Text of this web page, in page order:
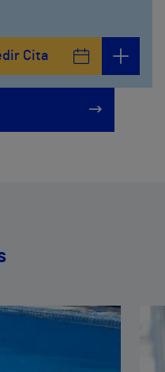
Cita